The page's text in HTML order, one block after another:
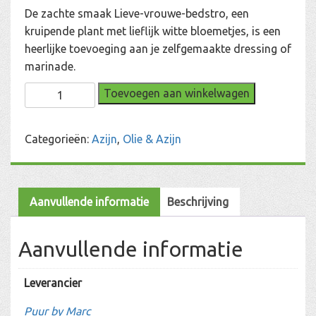
De zachte smaak Lieve-vrouwe-bedstro, een
kruipende plant met lieflijk witte bloemetjes, is een
heerlijke toevoeging aan je zelfgemaakte dressing of
marinade.
vrouwe-
Azijn
aantal
Toevoegen aan winkelwagen
Categorieën: Azijn, Olie & Azijn
Aanvullende informatie Beschrijving
Aanvullende informatie
Leverancier
Puur by Marc